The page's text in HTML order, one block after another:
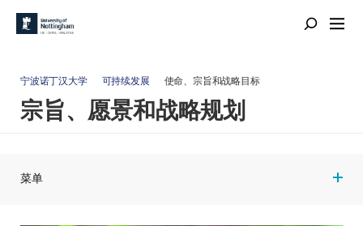
宁波诺丁汉大学 可持续发展 使命、宗旨和战略目标
宗旨、愿景和战略规划
菜单